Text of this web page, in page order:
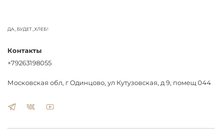
ДА_БУДЕТ_ХЛЕБ!
Контакты
+79263198055
Московская обл, г Одинцово, ул Кутузовская, д 9, помещ 044